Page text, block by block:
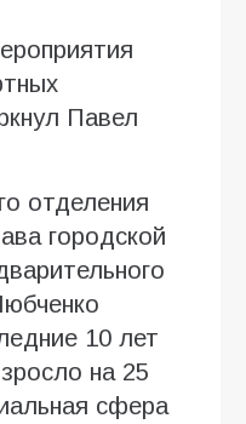
Павел
отделения
городской
10 лет
на 25
сфера